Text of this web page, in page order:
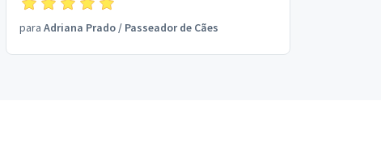
para Adriana Prado/ Passeador de Cães